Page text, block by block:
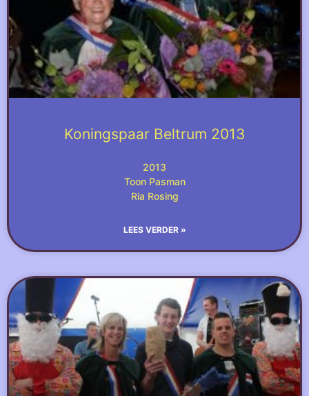
Koningspaar Beltrum 2013
2013
Toon Pasman
Ria Rosing
LEES VERDER »